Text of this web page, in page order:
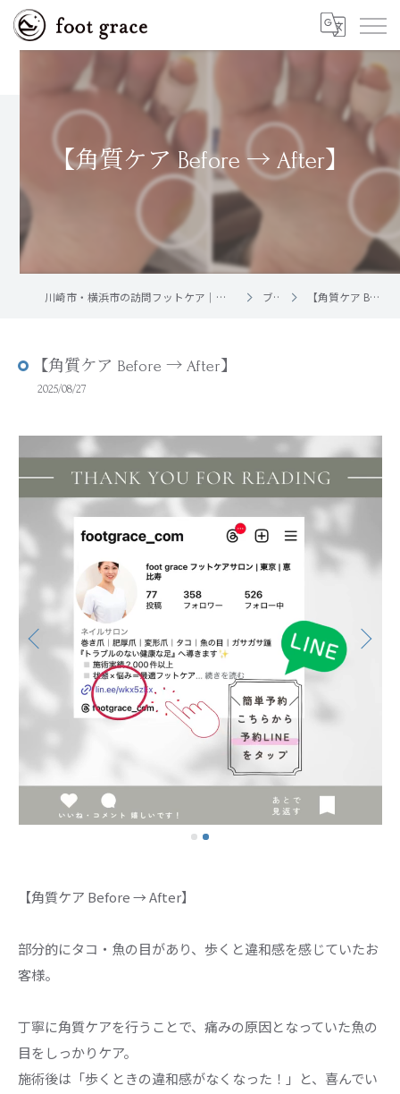
【角質ケア Before → After】
川崎市・横浜市の訪問フットケア｜足と爪のお手入れ屋さん foot grace ブログ 【角質ケア Before → After】
【角質ケア Before → After】
2025/08/27
【角質ケア Before → After】
部分的にタコ・魚の目があり、歩くと違和感を感じていたお
客様。
丁寧に角質ケアを行うことで、痛みの原因となっていた魚の
目をしっかりケア。
施術後は「歩くときの違和感がなくなった！」と、喜んでい